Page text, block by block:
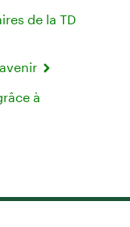
de la TD
à